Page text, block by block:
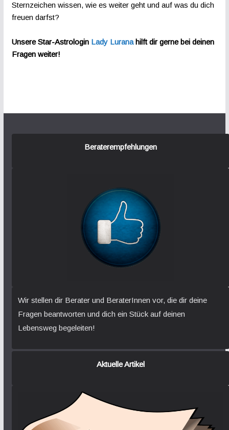
Sternzeichen wissen, wie es weiter geht und auf was du dich
freuen darfst?
Unsere Star-Astrologin Lady Luranahilft dir gerne bei deinen
Fragen weiter!
Beraterempfehlungen
Wir stellen dir Berater und BeraterInnen vor, die dir deine
Fragen beantworten und dich ein Stück auf deinen
Lebensweg begeleiten!
Aktuelle Artikel